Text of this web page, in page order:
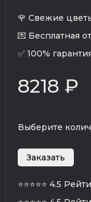
🌹 Свежие
💌 Бесплатная
✅ 100%
8218 ₽
Выберите
⭐⭐⭐⭐⭐ 4.5